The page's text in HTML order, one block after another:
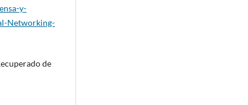
y-
Networking-
de